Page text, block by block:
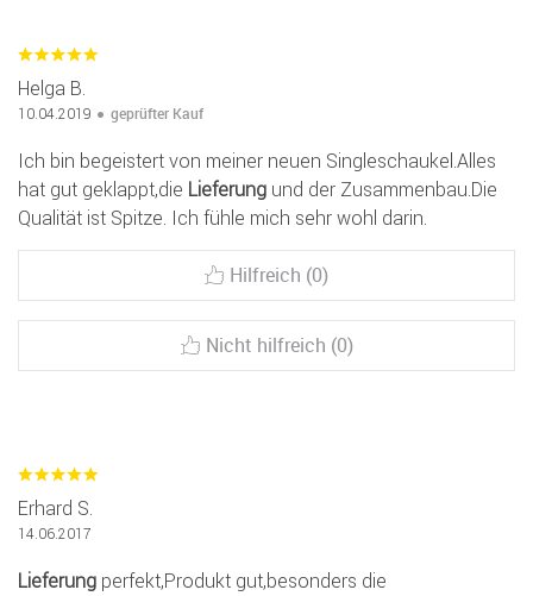
Helga B.
10.04.2019 geprüfter Kauf
Ich bin begeistert von meiner neuen Singleschaukel.Alles
hat gut geklappt,die Lieferung und der Zusammenbau.Die
Qualität ist Spitze. Ich fühle mich sehr wohl darin.
Hilfreich (0)
Nicht hilfreich (0)
Erhard S.
14.06.2017
Lieferung perfekt,Produkt gut,besonders die